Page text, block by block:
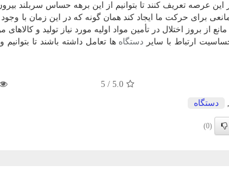
عرصه تعریف کنند تا بتوانیم از این برهه حساس سربلند بیرون
برای حرکت ما ایجاد کند همان گونه که در این زمان با
از بروز اختلال در تأمین مواد اولیه مورد نیاز تولید و کالاهای
ارتباط با سایر دستگاه ها تعامل داشته باشند تا
5.0
/ 5
دستگاه
(0)